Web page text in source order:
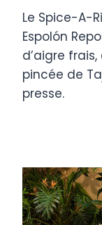
Le Spice-A-
Espolón
d’aigre
pincée de
presse.